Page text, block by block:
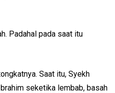
Padahal pada saat itu
Saat itu, Syekh
seketika lembab, basah